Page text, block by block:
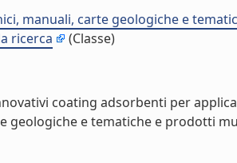
manuali, carte geologiche e
ricerca
(Classe)
coating adsorbenti per
geologiche e tematiche e prodotti